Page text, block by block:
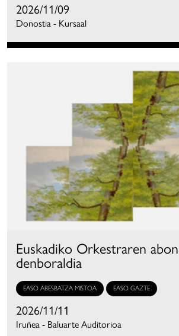
2026/11/09
Donostia - Kursaal
Euskadiko Orkestraren
denboraldia
EASO ABESBATZA MISTOA EASO GAZTE
2026/11/11
Iruñea - Baluarte Auditorioa